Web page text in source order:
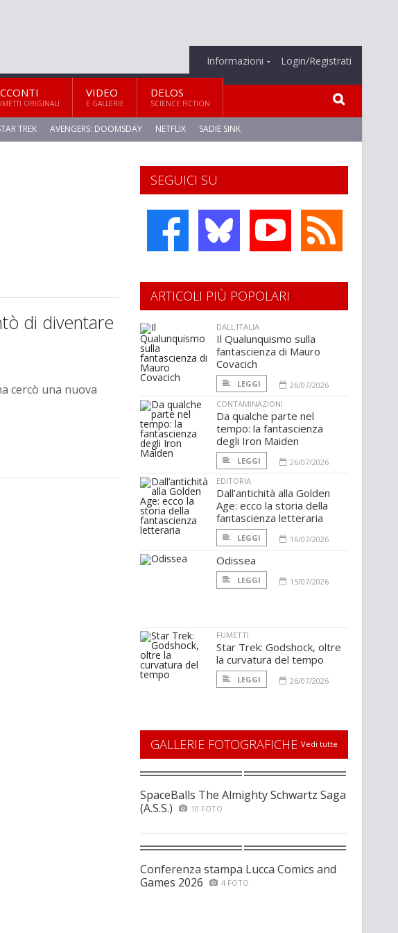
Informazioni Login/Registrati
ORIGINALI
VIDEO
E GALLERIE
DELOS
SCIENCE FICTION
TREK AVENGERS: DOOMSDAY NETFLIX SADIE SINK
di diventare
cercò una nuova
SEGUICI SU
ARTICOLI PIÙ POPOLARI
DALL'ITALIA
Il Qualunquismo sulla
fantascienza di Mauro
Covacich
LEGGI
26/07/2026
CONTAMINAZIONI
Da qualche parte nel
tempo: la fantascienza
degli Iron Maiden
LEGGI
26/07/2026
EDITORIA
Dall’antichità alla Golden
Age: ecco la storia della
fantascienza letteraria
LEGGI 16/07/2026
Odissea
LEGGI 15/07/2026
FUMETTI
Star Trek: Godshock, oltre
la curvatura del tempo
LEGGI 26/07/2026
GALLERIE FOTOGRAFICHE Vedi tutte
SpaceBalls The Almighty Schwartz Saga
(A.S.S.)
10 FOTO
Conferenza stampa Lucca Comics and
Games 2026
4 FOTO